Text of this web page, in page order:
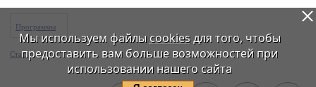
Программы
Статьи
Мы используем файлы cookiesдля того, чтобы
предоставить вам больше возможностей при
использовании нашего сайта